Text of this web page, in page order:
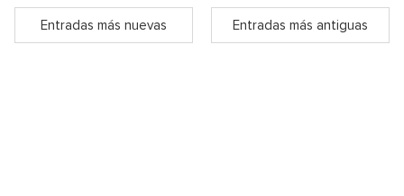
Entradas más nuevas Entradas más antiguas